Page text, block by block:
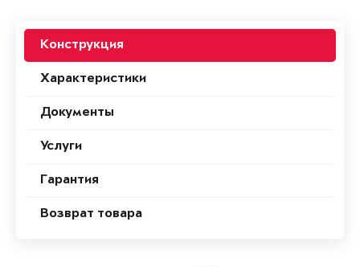
Конструкция
Характеристики
Документы
Услуги
Гарантия
Возврат товара